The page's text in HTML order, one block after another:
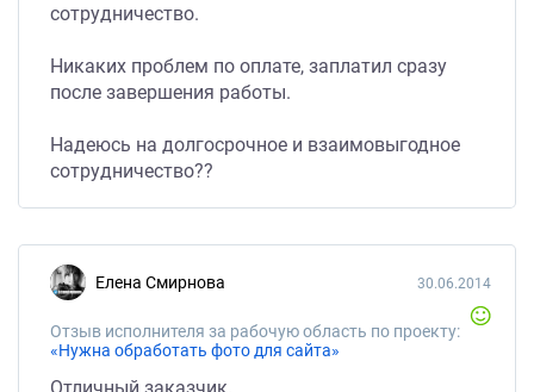
сотрудничество.
Никаких проблем по оплате, заплатил сразу
после завершения работы.
Надеюсь на долгосрочное и взаимовыгодное
сотрудничество??
Елена Смирнова
Отзыв исполнителя за рабочую область по проекту:
«Нужна обработать фото для сайта»
30.06.2014